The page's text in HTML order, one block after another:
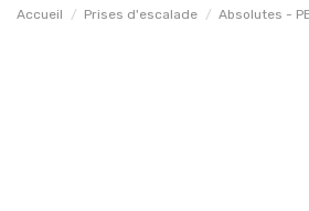
Accueil Prises d'escalade Absolutes -